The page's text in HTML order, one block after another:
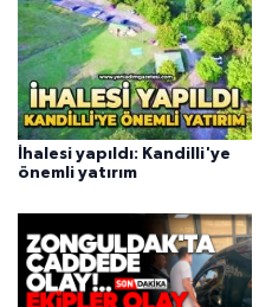
İhalesi yapıldı: Kandilli'ye
önemli yatırım